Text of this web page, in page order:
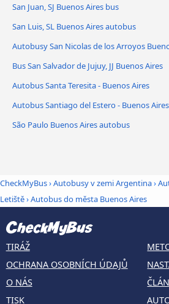
San Juan, SJ Buenos Aires bus
San Luis, SL Buenos Aires autobus
Autobusy San Nicolas de los Arroyos
Bus San Salvador de Jujuy, JJ Buenos Aires
Autobus Santa Teresita - Buenos Aires
Autobus Santiago del Estero - Buenos Aires
São Paulo Buenos Aires autobus
CheckMyBus›Autobusy v zemi Argentina›
Letiště›Autobus do města Buenos Aires
TIRÁŽ
OCHRANA OSOBNÍCH ÚDAJŮ
O NÁS
TISK